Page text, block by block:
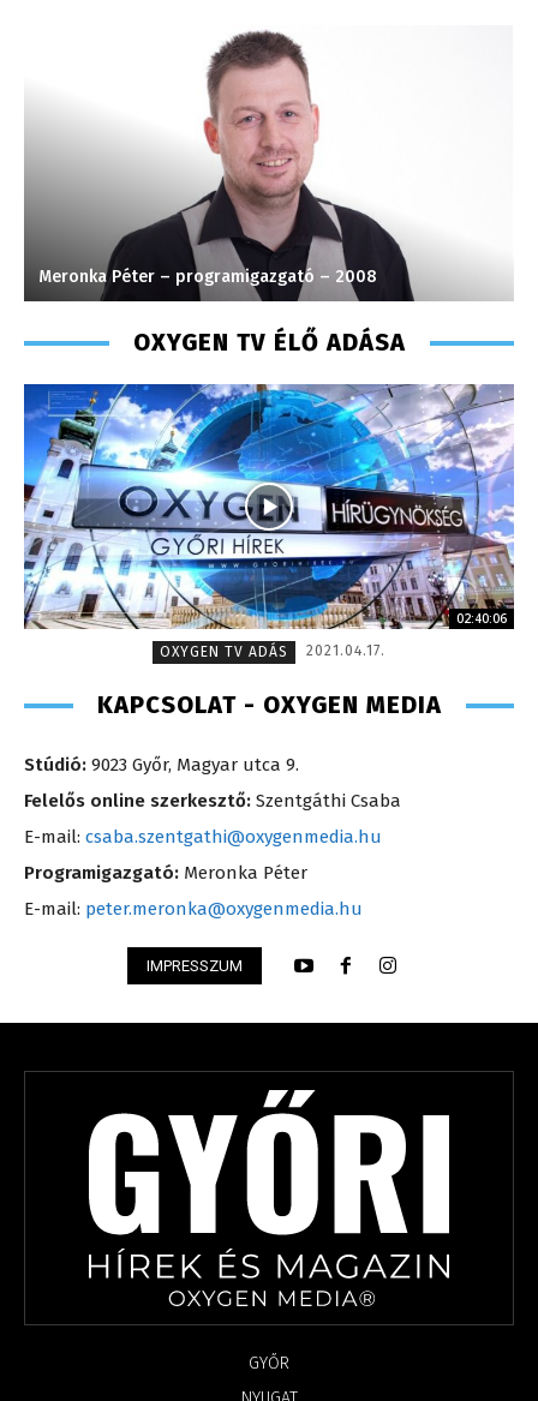
Meronka Péter – programigazgató – 2008
OXYGEN TV ÉLŐ ADÁSA
02:40:06
OXYGEN TV ADÁS
2021.04.17.
KAPCSOLAT - OXYGEN MEDIA
Stúdió: 9023 Győr, Magyar utca 9.
Felelős online szerkesztő: Szentgáthi Csaba
E-mail: csaba.szentgathi@oxygenmedia.hu
Programigazgató: Meronka Péter
E-mail: peter.meronka@oxygenmedia.hu
IMPRESSZUM
GYŐR